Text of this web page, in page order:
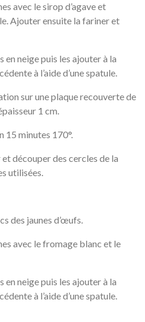
avec le sirop d’agave et
Ajouter ensuite la fariner et
en neige puis les ajouter à la
à l’aide d’une spatule.
sur une plaque recouverte de
1 cm.
15 minutes 170°.
découper des cercles de la
utilisées.
des jaunes d’œufs.
avec le fromage blanc et le
en neige puis les ajouter à la
à l’aide d’une spatule.